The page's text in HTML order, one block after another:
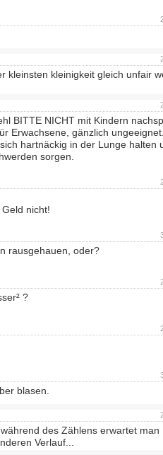
kleinsten kleinigkeit gleich unfair
BITTE NICHT mit Kindern
Erwachsene, gänzlich
hartnäckig in der Lunge halten
sorgen.
nicht!
rausgehauen, oder?
?
blasen.
des Zählens erwartet man
Verlauf...